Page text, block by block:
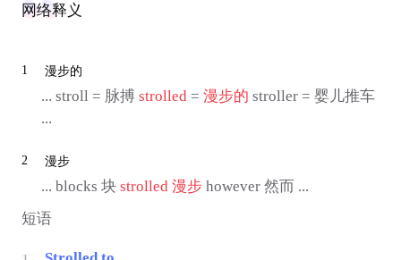
网络释义
1 漫步的
... stroll = 脉搏 strolled= 漫步的 stroller = 婴儿推车
...
2 漫步
... blocks 块 strolled 漫步however 然而 ...
短语